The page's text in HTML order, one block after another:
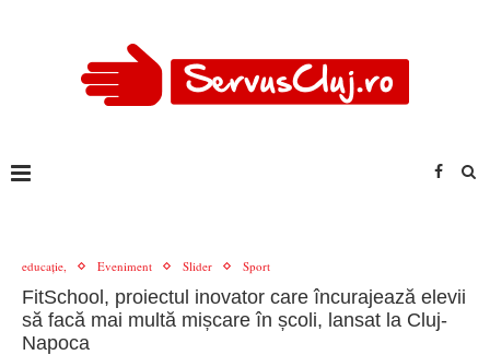
educație, Eveniment Slider Sport
FitSchool, proiectul inovator care încurajează elevii
să facă mai multă mișcare în școli, lansat la Cluj-
Napoca